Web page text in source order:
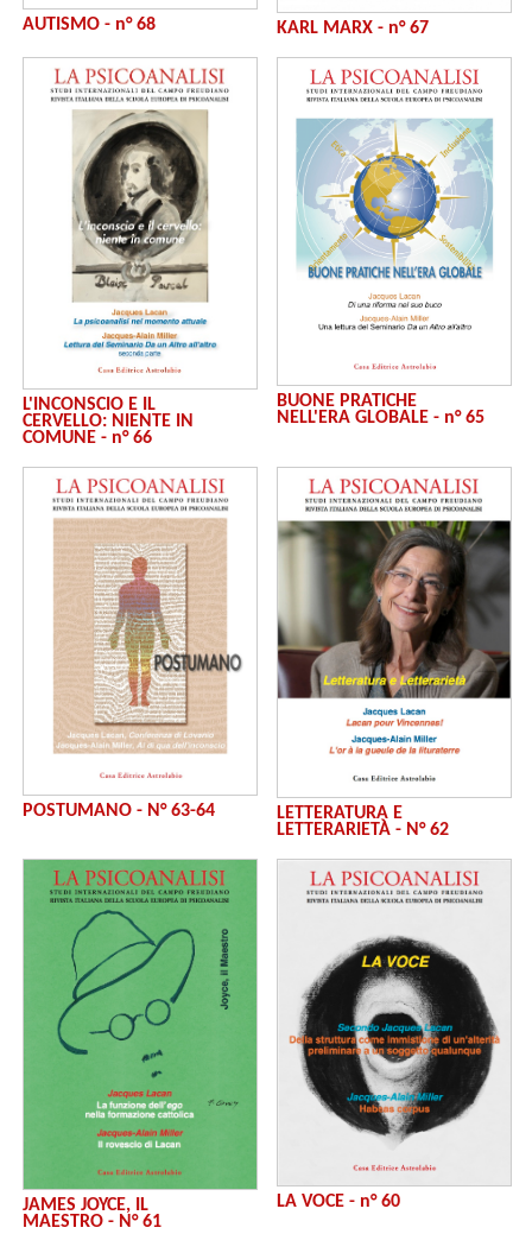
AUTISMO - n° 68 KARL MARX - n° 67
L'INCONSCIO E IL
CERVELLO: NIENTE IN
COMUNE - n° 66
BUONE PRATICHE
NELL'ERA GLOBALE - n° 65
POSTUMANO - N° 63-64
LETTERATURA E
LETTERARIETÀ - N° 62
JAMES JOYCE, IL
MAESTRO - N° 61
LA VOCE - n° 60